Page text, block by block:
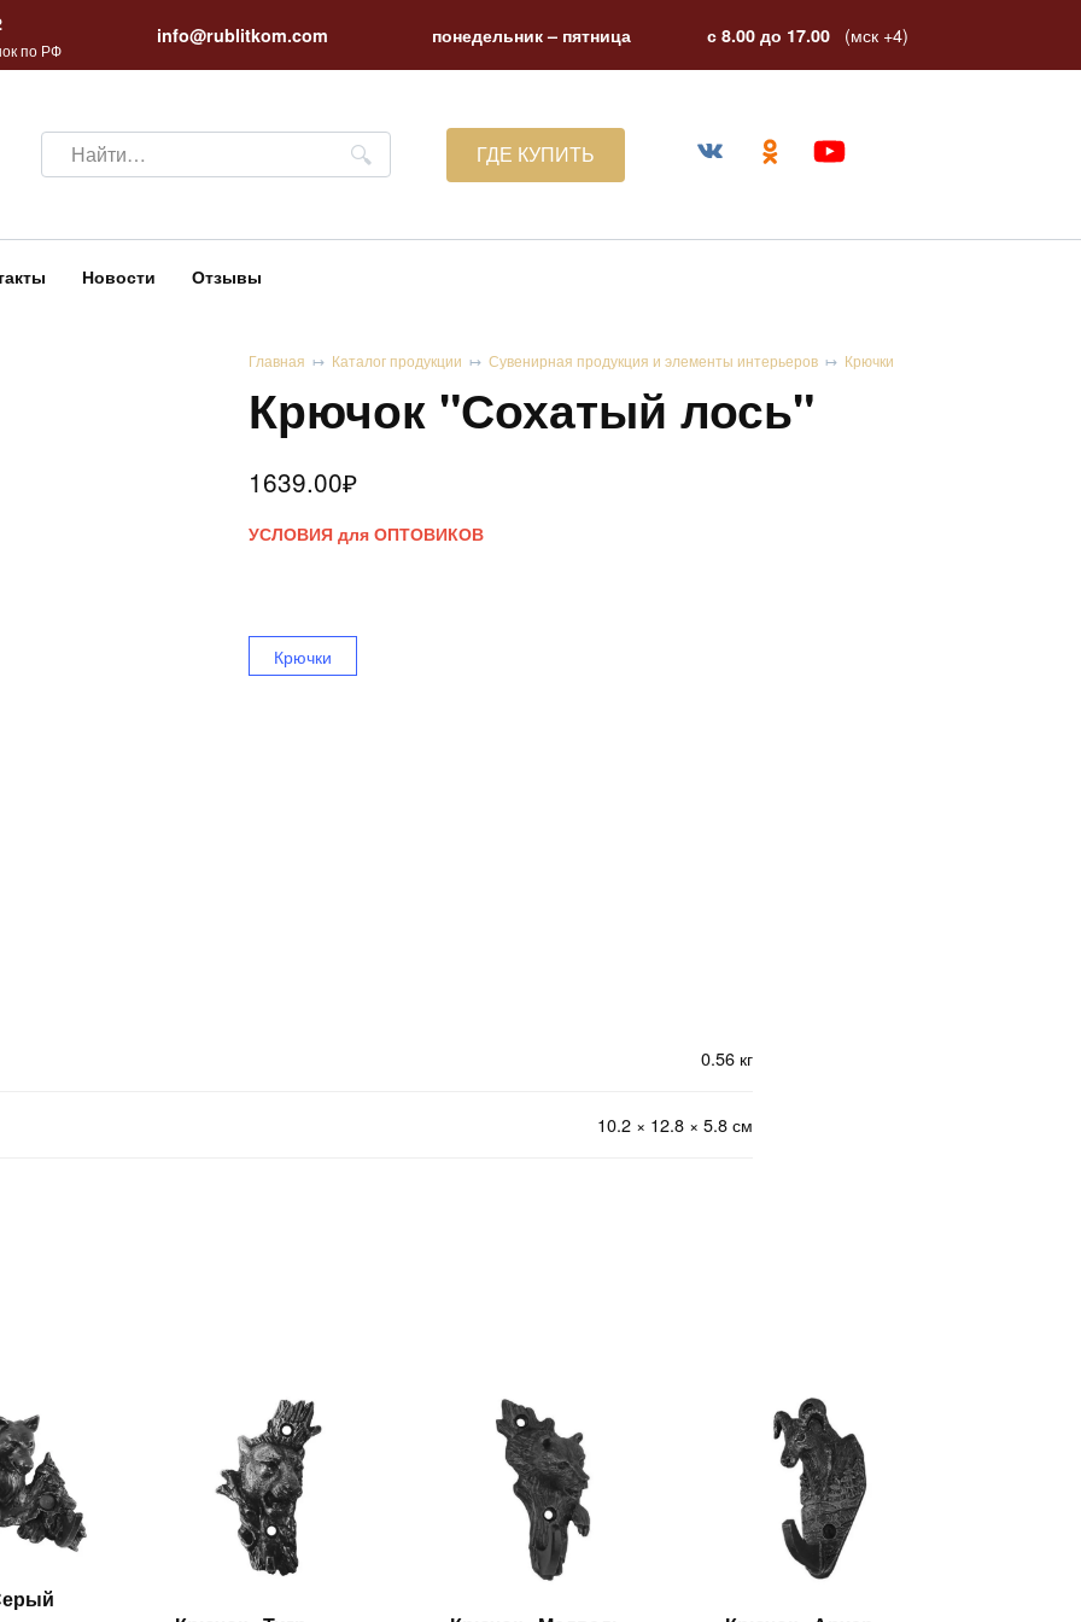
по РФ
info@rublitkom.com понедельник – пятница с 8.00 до 17.00 (мск +4)
Search
for:
ГДЕ КУПИТЬ
Новости Отзывы
Главная Каталог продукции Сувенирная продукция и элементы интерьеров Крючки
Крючок "Сохатый лось"
1639.00₽
УСЛОВИЯ для ОПТОВИКОВ
Крючки
0.56 кг
10.2 × 12.8 × 5.8 см